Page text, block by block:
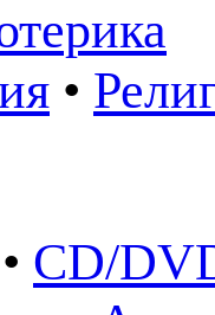
•
• CD/